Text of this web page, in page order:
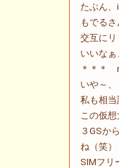
たぶん、
もでる
交互にリ
いいな
＊＊＊
いや～、
私も相
この仮
３GSか
ね（笑）
SIMフリ